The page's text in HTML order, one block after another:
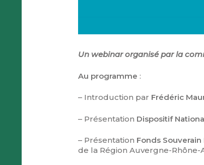
Un webinar organisé par la
Au programme :
– Introduction par Frédéric
– Présentation Dispositif
– Présentation Fonds
de la Région Auvergne-Rhône-